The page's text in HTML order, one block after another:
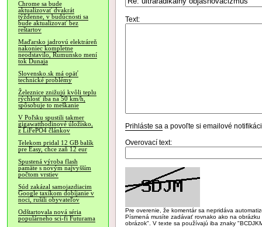
Chrome sa bude
aktualizovať dvakrát
týždenne, v budúcnosti sa
bude aktualizovať bez
reštartov
Maďarsko jadrovú elektráreň
nakoniec kompletne
neodstavilo, Rumunsko mení
tok Dunaja
Slovensko.sk má opäť
technické problémy
Železnice znižujú kvôli teplu
rýchlosť iba na 50 km/h,
spôsobuje to meškanie
V Poľsku spustili takmer
gigawatthodinové úložisko,
z LiFePO4 článkov
Telekom pridal 12 GB balík
pre Easy, chce zaň 12 eur
Spustená výroba flash
pamäte s novým najvyšším
počtom vrstiev
Súd zakázal samojazdiacim
Google taxíkom dobíjanie v
noci, rušili obyvateľov
Odštartovala nová séria
populárneho sci-fi Futurama
Text:
Prihláste sa a povoľte si emailové
Overovací text:
Pre overenie, že komentár sa nepridáva
Písmená musíte zadávať rovnako ako na
obrázok". V texte sa používajú iba znaky